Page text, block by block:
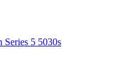
5 5030s